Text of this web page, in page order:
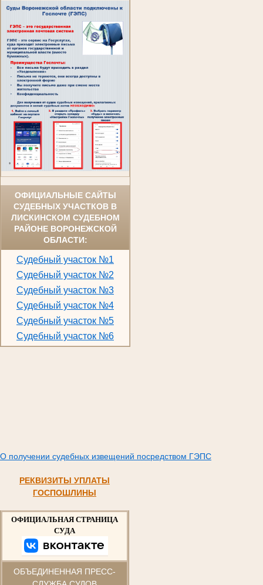
ОФИЦИАЛЬНЫЕ САЙТЫ
СУДЕБНЫХ УЧАСТКОВ В
ЛИСКИНСКОМ СУДЕБНОМ
РАЙОНЕ ВОРОНЕЖСКОЙ
ОБЛАСТИ:
Судебный участок №1
Судебный участок №2
Судебный участок №3
Судебный участок №4
Судебный участок №5
Судебный участок №6
О получении судебных извещений посредством ГЭПС
РЕКВИЗИТЫ УПЛАТЫ
ГОСПОШЛИНЫ
ОФИЦИАЛЬНАЯ СТРАНИЦА
СУДА
ОБЪЕДИНЕННАЯ ПРЕСС-